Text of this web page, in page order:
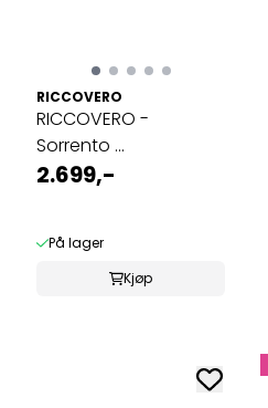
RICCOVERO
RICCOVERO -
Sorrento ...
2.699,-
På lager
Kjøp